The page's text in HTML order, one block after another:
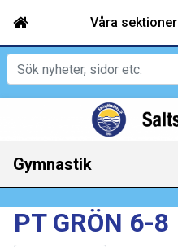
Våra sektioner
Gymnastik
PT GRÖN 6-8